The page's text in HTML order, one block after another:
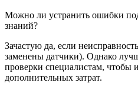
Можно ли устранить ошибки
знаний?
Зачастую да, если
заменены датчики). Однако
проверки специалистам, чтобы
дополнительных затрат.